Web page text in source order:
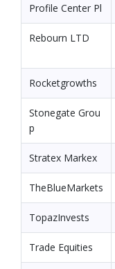
Profile Center Pl
Rebourn LTD
Rocketgrowths
Stonegate Grou
p
Stratex Markex
TheBlueMarkets
TopazInvests
Trade Equities